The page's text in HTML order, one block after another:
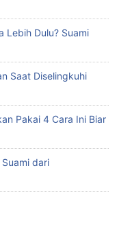
Lebih Dulu? Suami
Saat Diselingkuhi
Pakai 4 Cara Ini Biar
dari